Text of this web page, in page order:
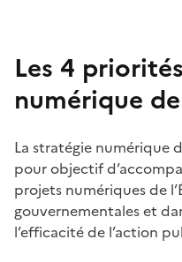
Les 4
numérique
La stratégie numérique
pour objectif
projets numériques de
gouvernementales et
l’efficacité de l’action